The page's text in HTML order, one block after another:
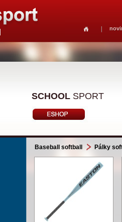
SCHOOL SPORT
Baseball softball Pálky